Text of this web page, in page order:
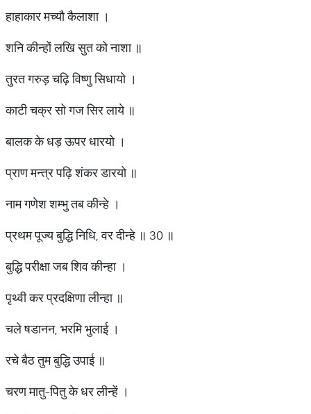
हाहाकार मच्यौ कैलाशा ।
शनि कीन्हों लखि सुत को नाशा ॥
तुरत गरुड़ चढ़ि विष्णु सिधायो ।
काटी चक्र सो गज सिर लाये ॥
बालक के धड़ ऊपर धारयो ।
प्राण मन्त्र पढ़ि शंकर डारयो ॥
नाम गणेश शम्भु तब कीन्हे ।
प्रथम पूज्य बुद्धि निधि, वर दीन्हे ॥ 30 ॥
बुद्धि परीक्षा जब शिव कीन्हा ।
पृथ्वी कर प्रदक्षिणा लीन्हा ॥
चले षडानन, भरमि भुलाई ।
रचे बैठ तुम बुद्धि उपाई ॥
चरण मातु-पितु के धर लीन्हें ।